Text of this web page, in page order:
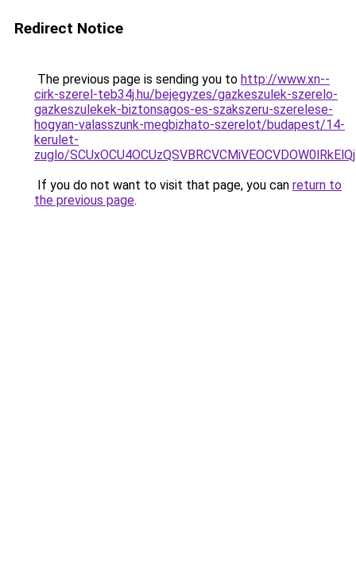
Redirect Notice
The previous page is sending you to http://www.xn--
cirk-szerel-teb34j.hu/bejegyzes/gazkeszulek-szerelo-
gazkeszulekek-biztonsagos-es-szakszeru-szerelese-
hogyan-valasszunk-megbizhato-szerelot/budapest/14-
kerulet-
zuglo/
If you do not want to visit that page, you can return to
the previous page.